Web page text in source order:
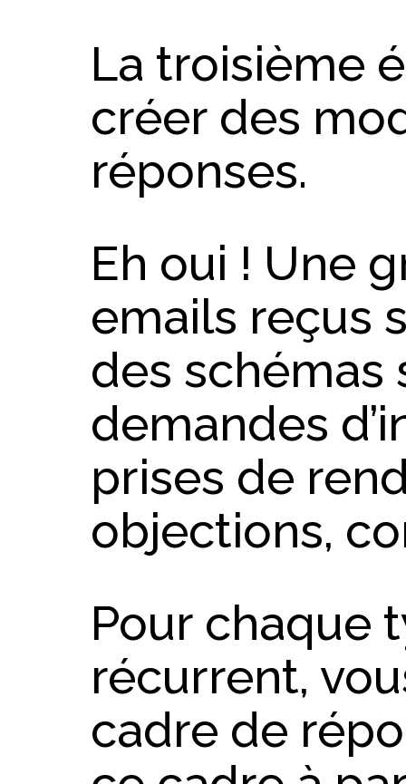
La troisième
créer des
réponses.
Eh oui ! Une
emails reçus
des schémas
demandes
prises de
objections,
Pour chaque
récurrent,
cadre de